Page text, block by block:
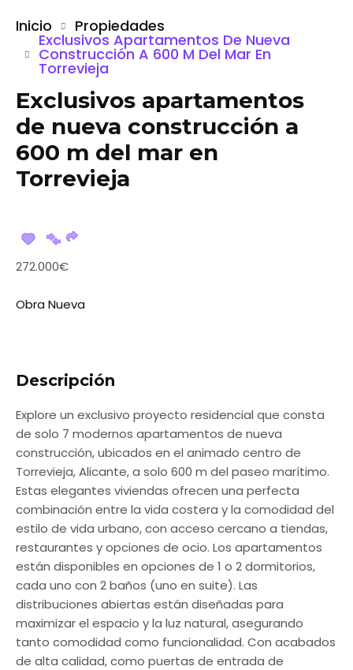
Inicio Propiedades
Exclusivos Apartamentos De Nueva
Construcción A 600 M Del Mar En
Torrevieja
Exclusivos apartamentos
de nueva construcción a
600 m del mar en
Torrevieja
272.000€
Obra Nueva
Descripción
Explore un exclusivo proyecto residencial que consta
de solo 7 modernos apartamentos de nueva
construcción, ubicados en el animado centro de
Torrevieja, Alicante, a solo 600 m del paseo marítimo.
Estas elegantes viviendas ofrecen una perfecta
combinación entre la vida costera y la comodidad del
estilo de vida urbano, con acceso cercano a tiendas,
restaurantes y opciones de ocio. Los apartamentos
están disponibles en opciones de 1 o 2 dormitorios,
cada uno con 2 baños (uno en suite). Las
distribuciones abiertas están diseñadas para
maximizar el espacio y la luz natural, asegurando
tanto comodidad como funcionalidad. Con acabados
de alta calidad, como puertas de entrada de